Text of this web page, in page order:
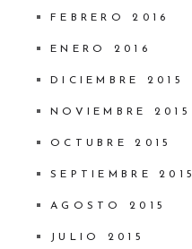
FEBRERO 2016
ENERO 2016
DICIEMBRE 2015
NOVIEMBRE 2015
OCTUBRE 2015
SEPTIEMBRE 2015
AGOSTO 2015
JULIO 2015